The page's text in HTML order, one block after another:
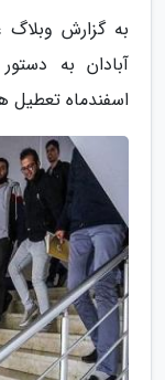
به گزارش
اسفندماه تعطیل